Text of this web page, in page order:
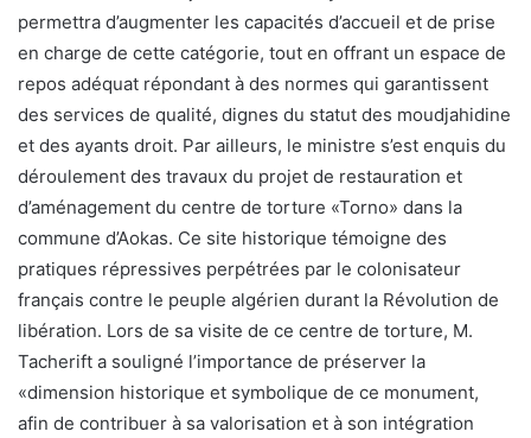
permettra d’augmenter les capacités d’accueil et de prise
en charge de cette catégorie, tout en offrant un espace de
repos adéquat répondant à des normes qui garantissent
des services de qualité, dignes du statut des moudjahidine
et des ayants droit. Par ailleurs, le ministre s’est enquis du
déroulement des travaux du projet de restauration et
d’aménagement du centre de torture «Torno» dans la
commune d’Aokas. Ce site historique témoigne des
pratiques répressives perpétrées par le colonisateur
français contre le peuple algérien durant la Révolution de
libération. Lors de sa visite de ce centre de torture, M.
Tacherift a souligné l’importance de préserver la
«dimension historique et symbolique de ce monument,
afin de contribuer à sa valorisation et à son intégration